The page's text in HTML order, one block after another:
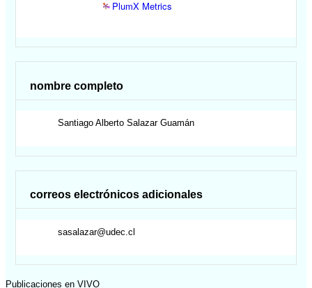
PlumX Metrics
nombre completo
Santiago Alberto Salazar Guamán
correos electrónicos adicionales
sasalazar@udec.cl
Publicaciones en VIVO